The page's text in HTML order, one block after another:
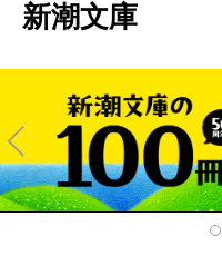
新潮文庫
Pre
v